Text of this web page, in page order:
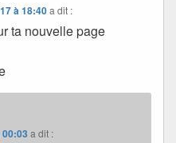
à 18:40 a dit :
ta nouvelle page
a dit :